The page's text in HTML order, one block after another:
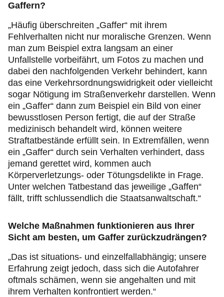
Gaffern?
„Häufig überschreiten „Gaffer“ mit ihrem
Fehlverhalten nicht nur moralische Grenzen. Wenn
man zum Beispiel extra langsam an einer
Unfallstelle vorbeifährt, um Fotos zu machen und
dabei den nachfolgenden Verkehr behindert, kann
das eine Verkehrsordnungswidrigkeit oder vielleicht
sogar Nötigung im Straßenverkehr darstellen. Wenn
ein „Gaffer“ dann zum Beispiel ein Bild von einer
bewusstlosen Person fertigt, die auf der Straße
medizinisch behandelt wird, können weitere
Straftatbestände erfüllt sein. In Extremfällen, wenn
ein „Gaffer“ durch sein Verhalten verhindert, dass
jemand gerettet wird, kommen auch
Körperverletzungs- oder Tötungsdelikte in Frage.
Unter welchen Tatbestand das jeweilige „Gaffen“
fällt, trifft schlussendlich die Staatsanwaltschaft.“
Welche Maßnahmen funktionieren aus Ihrer
Sicht am besten, um Gaffer zurückzudrängen?
„Das ist situations- und einzelfallabhängig; unsere
Erfahrung zeigt jedoch, dass sich die Autofahrer
oftmals schämen, wenn sie angehalten und mit
ihrem Verhalten konfrontiert werden.“